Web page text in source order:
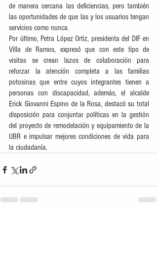
de manera cercana las deficiencias, pero también
las oportunidades de que las y los usuarios tengan
servicios como nunca.
Por último, Petra López Ortiz, presidenta del DIF en
Villa de Ramos, expresó que con este tipo de
visitas se crean lazos de colaboración para
reforzar la atención completa a las familias
potosinas que entre cuyos integrantes tienen a
personas con discapacidad, además, el alcalde
Erick Giovanni Espino de la Rosa, destacó su total
disposición para conjuntar políticas en la gestión
del proyecto de remodelación y equipamiento de la
UBR e impulsar mejores condiciones de vida para
la ciudadanía.